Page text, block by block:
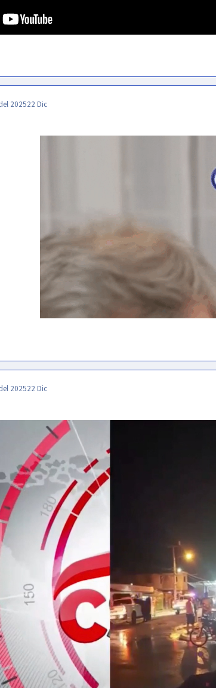
202522 Dic
202522 Dic